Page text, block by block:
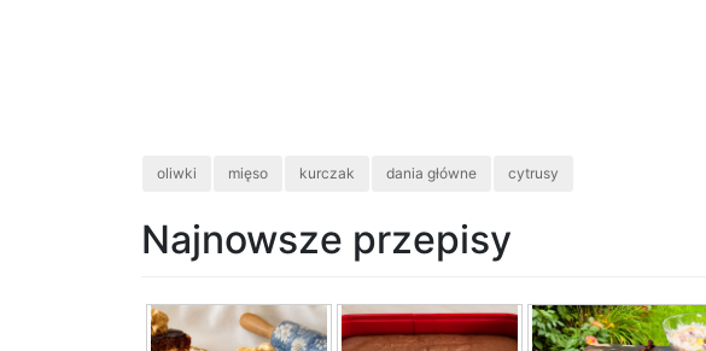
oliwki mięso kurczak dania główne cytrusy
Najnowsze przepisy